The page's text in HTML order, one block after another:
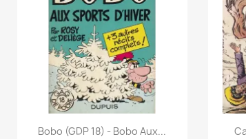
Pikakatselu
Bobo (GDP 18) - Bobo Aux...